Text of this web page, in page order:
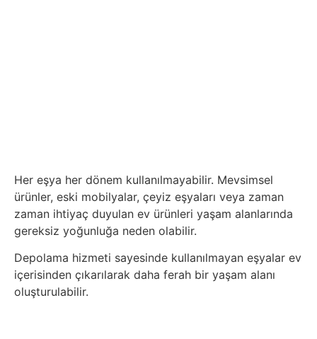
Her eşya her dönem kullanılmayabilir. Mevsimsel
ürünler, eski mobilyalar, çeyiz eşyaları veya zaman
zaman ihtiyaç duyulan ev ürünleri yaşam alanlarında
gereksiz yoğunluğa neden olabilir.
Depolama hizmeti sayesinde kullanılmayan eşyalar ev
içerisinden çıkarılarak daha ferah bir yaşam alanı
oluşturulabilir.